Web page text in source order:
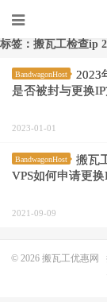
标签：搬瓦工检查ip
BandwagonHost
2023
是否被封与更换
2023-01-01
BandwagonHost
搬瓦
VPS如何申请更换
2021-09-09
© 2026 搬瓦工优惠网